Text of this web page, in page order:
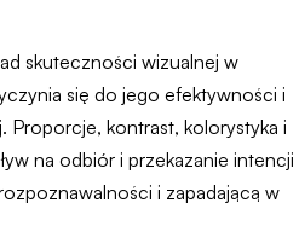
skuteczności wizualnej w
się do jego efektywności i
Proporcje, kontrast, kolorystyka i
na odbiór i przekazanie intencji
i zapadającą w